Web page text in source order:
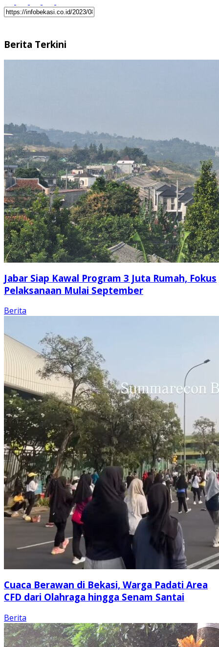
Berita Terkini
Jabar Siap Kawal Program 3 Juta Rumah, Fokus
Pelaksanaan Mulai September
Berita
Cuaca Berawan di Bekasi, Warga Padati Area
CFD dari Olahraga hingga Senam Santai
Berita